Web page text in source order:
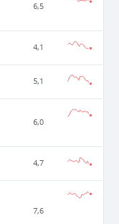
6,5
4,1
5,1
6,0
4,7
7,6